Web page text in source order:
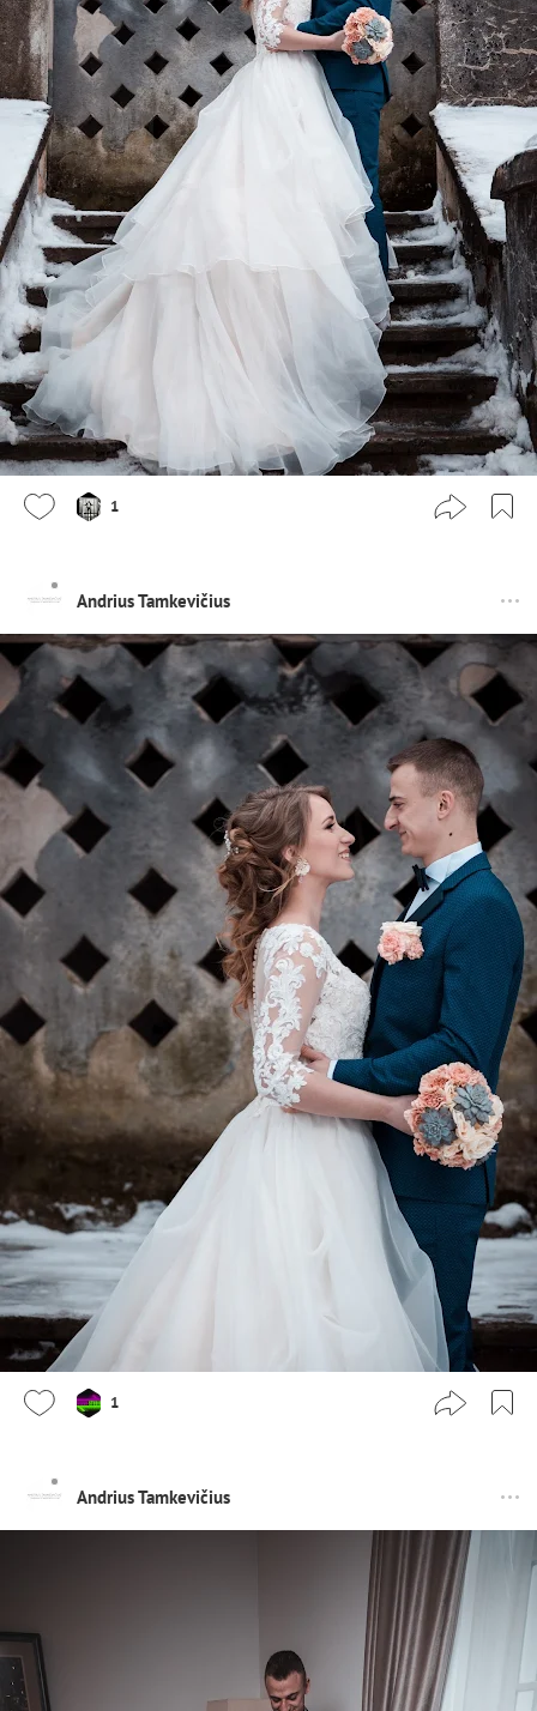
1
Andrius Tamkevičius
1
Andrius Tamkevičius